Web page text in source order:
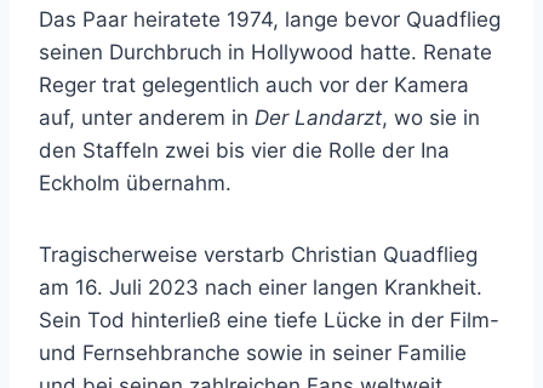
Das Paar heiratete 1974, lange bevor Quadflieg
seinen Durchbruch in Hollywood hatte. Renate
Reger trat gelegentlich auch vor der Kamera
auf, unter anderem in Der Landarzt, wo sie in
den Staffeln zwei bis vier die Rolle der Ina
Eckholm übernahm.
Tragischerweise verstarb Christian Quadflieg
am 16. Juli 2023 nach einer langen Krankheit.
Sein Tod hinterließ eine tiefe Lücke in der Film-
und Fernsehbranche sowie in seiner Familie